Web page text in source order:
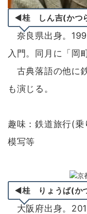
◀桂 しん吉(かつ
奈良県出身。
入門。同月に「岡
古典落語の他に
も演じる。
趣味：鉄道旅行(
模写等
◀桂 りょうば(か
大阪府出身。